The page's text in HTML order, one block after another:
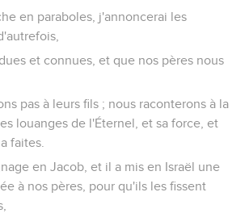
en paraboles, j'annoncerai les
et connues, et que nos pères nous
pas à leurs fils ; nous raconterons à la
louanges de l'Éternel, et sa force, et
faites.
en Jacob, et il a mis en Israël une
à nos pères, pour qu'ils les fissent